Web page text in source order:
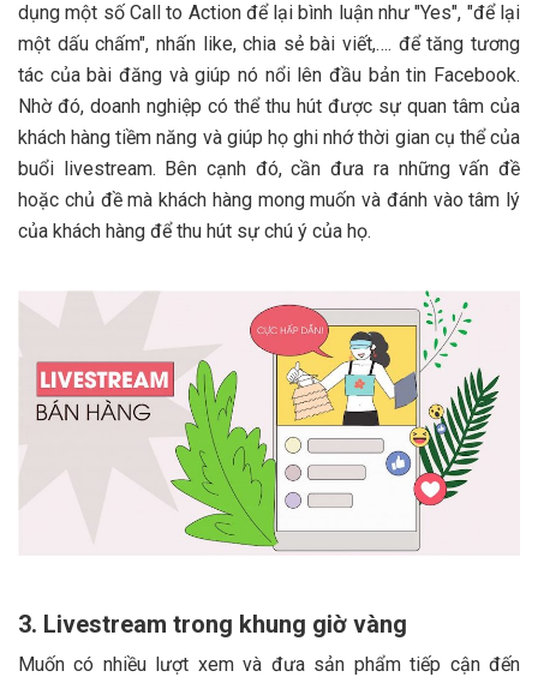
dụng một số Call to Action để lại bình luận như "Yes", "để lại
một dấu chấm", nhấn like, chia sẻ bài viết,…. để tăng tương
tác của bài đăng và giúp nó nổi lên đầu bản tin Facebook.
Nhờ đó, doanh nghiệp có thể thu hút được sự quan tâm của
khách hàng tiềm năng và giúp họ ghi nhớ thời gian cụ thể của
buổi livestream. Bên cạnh đó, cần đưa ra những vấn đề
hoặc chủ đề mà khách hàng mong muốn và đánh vào tâm lý
của khách hàng để thu hút sự chú ý của họ.
3. Livestream trong khung giờ vàng
Muốn có nhiều lượt xem và đưa sản phẩm tiếp cận đến